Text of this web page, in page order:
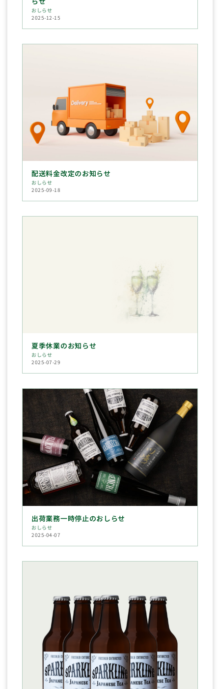
おしらせ
2025-12-15
配送料金改定のお知らせ
おしらせ
2025-09-18
夏季休業のお知らせ
おしらせ
2025-07-29
出荷業務一時停止のおしらせ
おしらせ
2025-04-07